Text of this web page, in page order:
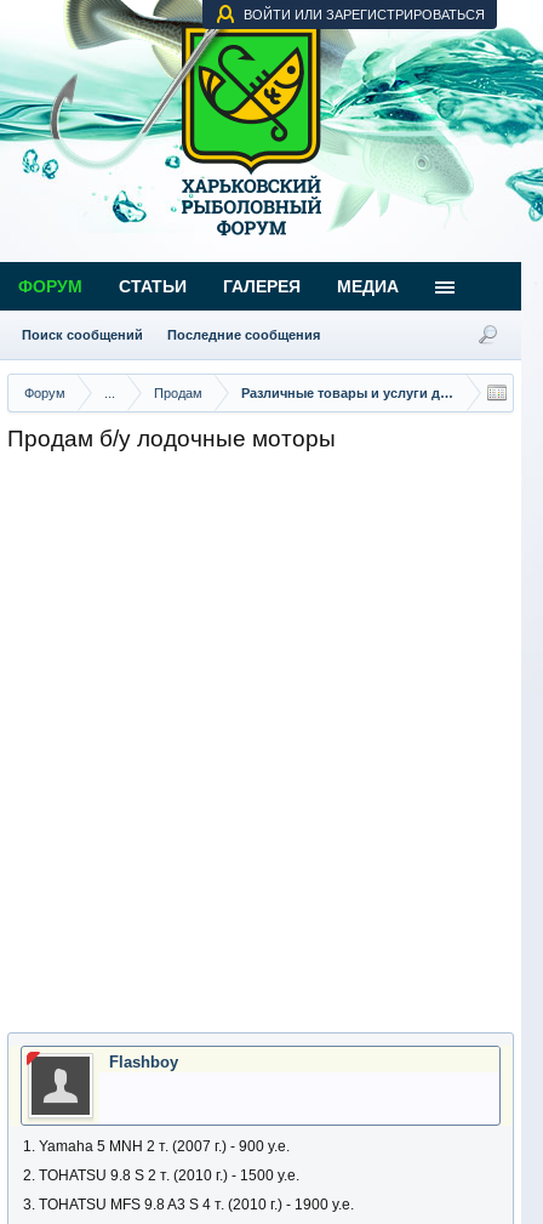
ВОЙТИ ИЛИ ЗАРЕГИСТРИРОВАТЬСЯ
Форум Продам Различные товары и услуги для рыбаков
Продам б/у лодочные моторы
Flashboy
1. Yamaha 5 MNH 2 т. (2007 г.) - 900 у.е.
2. TOHATSU 9.8 S 2 т. (2010 г.) - 1500 у.е.
3. TOHATSU MFS 9.8 A3 S 4 т. (2010 г.) - 1900 у.е.
ФОРУМ
Поиск сообщений Последние сообщения
СТАТЬИ ГАЛЕРЕЯ МЕДИА